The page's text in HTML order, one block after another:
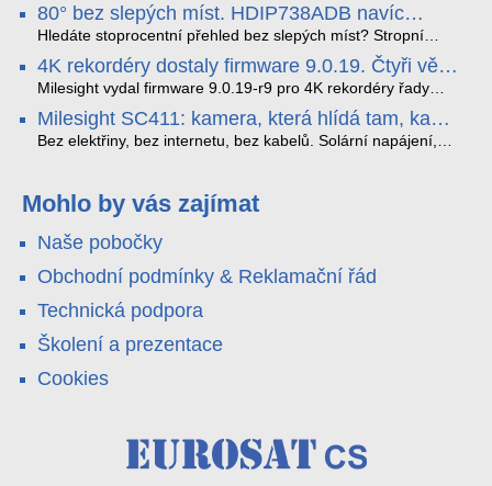
dopravních přestupků. Tento systém, poháněný
sofistikovanými algoritmy umělé inteligence (AI), je navržen
tak, aby poskytoval komplexní nástroje pro vymáhání
dopravních předpisů, zvyšoval bezpečnost na silnicích a
optimalizoval plynulost dopravy v moderních městech.
80° bez slepých míst. HDIP738ADB navíc
streamuje na YouTube – bez PC.
Hledáte stoprocentní přehled bez slepých míst? Stropní
panoramatická kamera HDIP738ADB skládá obraz ze dvou
4MP senzorů SONY do jednoho čistého 180° záběru bez
zkreslení. K tomu přidává AI detekci osob a vozidel,
YouTube – bez běžícího počítače.
4K rekordéry dostaly firmware 9.0.19. Čtyři věci,
které musíte vědět.
Milesight vydal firmware 9.0.19-r9 pro 4K rekordéry řady
které vám zjednoduší práci – a jedna z nich vám ušetří
spoustu zbytečných výjezdů k zákazníkům.
Milesight SC411: kamera, která hlídá tam, kam
kabel nedosáhne
Bez elektřiny, bez internetu, bez kabelů. Solární napájení,
váš telefon. Podívejte se na video.
Mohlo by vás zajímat
Naše pobočky
Obchodní podmínky & Reklamační řád
Technická podpora
Školení a prezentace
Cookies